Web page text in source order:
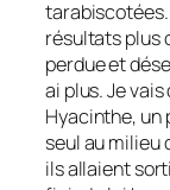
résultats plus
perdue et
ai plus. Je
Hyacinthe, un
seul au milieu
ils allaient